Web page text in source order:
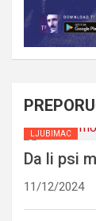
LJUBIMAC
Da li psi
11/12/2024